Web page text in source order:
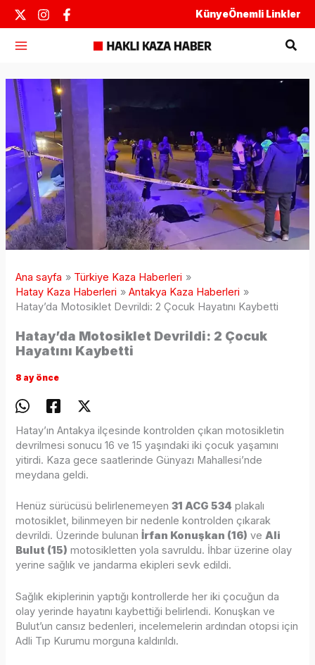
İçeriğe
atla
KünyeÖnemli Linkler
Ana sayfa
Türkiye Kaza Haberleri
Hatay Kaza Haberleri
Antakya Kaza Haberleri
Hatay’da Motosiklet Devrildi: 2 Çocuk Hayatını Kaybetti
Hatay’da Motosiklet Devrildi: 2 Çocuk
Hayatını Kaybetti
8 ay önce
Hatay’ın Antakya ilçesinde kontrolden çıkan motosikletin
devrilmesi sonucu 16 ve 15 yaşındaki iki çocuk yaşamını
yitirdi. Kaza gece saatlerinde Günyazı Mahallesi’nde
meydana geldi.
Henüz sürücüsü belirlenemeyen31 ACG 534 plakalı
motosiklet, bilinmeyen bir nedenle kontrolden çıkarak
devrildi. Üzerinde bulunan İrfan Konuşkan (16) veAli
Bulut (15) motosikletten yola savruldu. İhbar üzerine olay
yerine sağlık ve jandarma ekipleri sevk edildi.
Sağlık ekiplerinin yaptığı kontrollerde her iki çocuğun da
olay yerinde hayatını kaybettiği belirlendi. Konuşkan ve
Bulut’un cansız bedenleri, incelemelerin ardından otopsi için
Adli Tıp Kurumu morguna kaldırıldı.